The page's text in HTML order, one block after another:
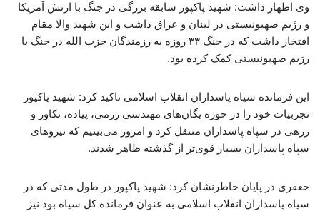
وی اظهار داشت: شهید پاکپور سابقه بزرگی در جنگ با ارتش آمریکا
و رژیم صهیونیستی در لبنان و عراق داشت و این شهید والا مقام
افتخار داشت که در جنگ ۳۳ روزه به رزمندگان حزب الله در جنگ با
رژیم صهیونیستی کمک کرده بود.
این فرمانده سپاه پاسداران انقلاب اسلامی تاکید کرد: شهید پاکپور
تجربیات خود را در حوزه یگان‌های مهندسی رزمی، پیاده، تکاور و
زرهی در سپاه پاسداران منتقل کرد و امروز می‌بینیم که نیروهای
سپاه پاسداران بسیار قوی‌تر از گذشته ظاهر شدند.
جعفری در پایان خاطرنشان کرد: شهید پاکپور در طول مدتی که در
سپاه پاسداران انقلاب اسلامی به عنوان فرمانده کل سپاه بود نیز